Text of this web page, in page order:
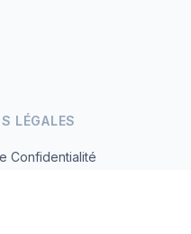
LÉGALES
Confidentialité